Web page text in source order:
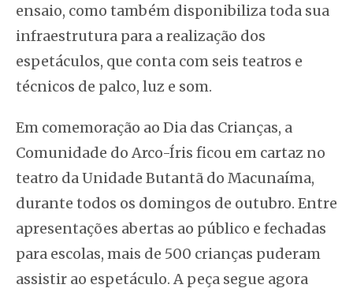
ensaio, como também disponibiliza toda sua
infraestrutura para a realização dos
espetáculos, que conta com seis teatros e
técnicos de palco, luz e som.
Em comemoração ao Dia das Crianças, a
Comunidade do Arco-Íris ficou em cartaz no
teatro da Unidade Butantã do Macunaíma,
durante todos os domingos de outubro. Entre
apresentações abertas ao público e fechadas
para escolas, mais de 500 crianças puderam
assistir ao espetáculo. A peça segue agora